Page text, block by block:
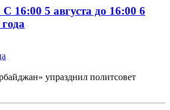
16:00 5 августа до 16:00 6
упразднил политсовет